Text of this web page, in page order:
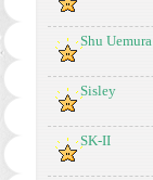
Shu Uemura
Sisley
SK-II